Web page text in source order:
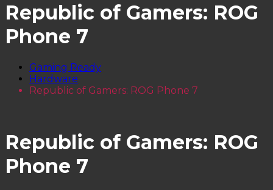
Republic of Gamers: ROG
Phone 7
Gaming Ready
Hardware
Republic of Gamers: ROG Phone 7
Republic of Gamers: ROG
Phone 7